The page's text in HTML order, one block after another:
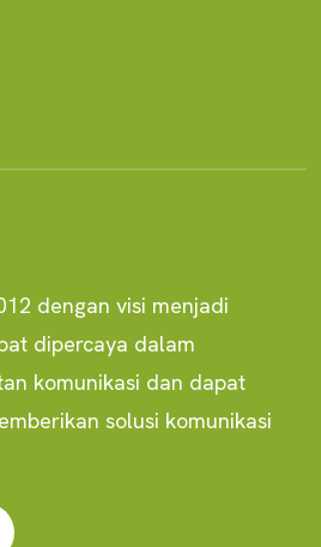
dengan visi menjadi
dipercaya dalam
komunikasi dan dapat
solusi komunikasi